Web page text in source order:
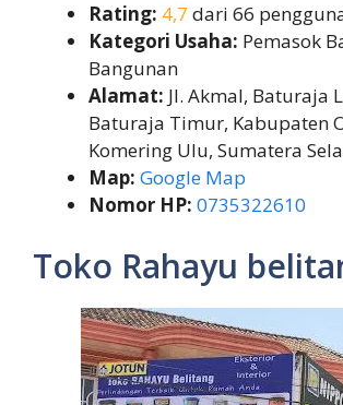
Rating: 4,7 dari 66
Kategori Usaha: Pemasok
Bangunan
Alamat: Jl. Akmal, Baturaja
Baturaja Timur, Kabupaten
Komering Ulu, Sumatera
Map: Google Map
Nomor HP: 0735322610
Toko Rahayu